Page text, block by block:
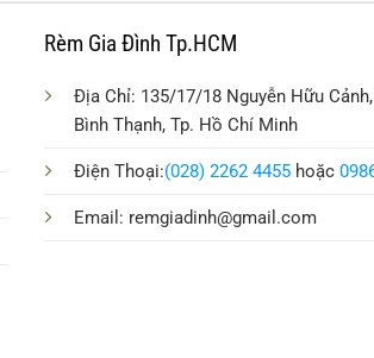
Rèm Gia Đình Tp.HCM
Địa Chỉ: 135/17/18 Nguyễn Hữu
Bình Thạnh, Tp. Hồ Chí Minh
Điện Thoại:(028) 2262 4455 hoặc
Email: remgiadinh@gmail.com